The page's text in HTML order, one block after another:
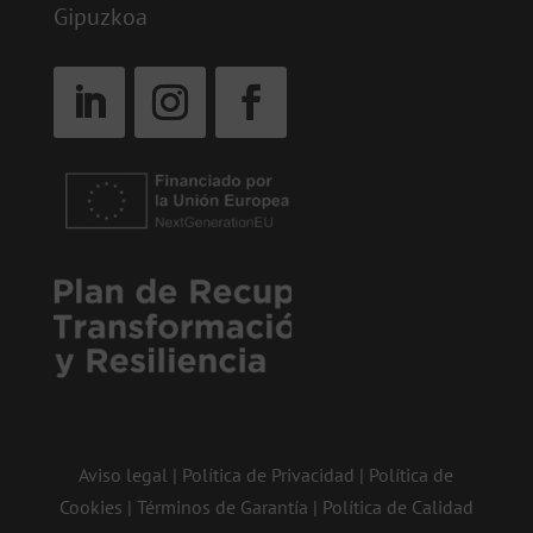
Gipuzkoa
Aviso legal | Política de Privacidad | Política de
Cookies | Términos de Garantía | Política de Calidad